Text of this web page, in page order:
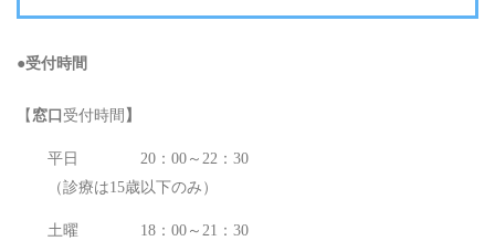
●受付時間
【 窓口 受付時間 】
平日 20：00～22：30
（診療は15歳以下のみ）
土曜 18：00～21：30